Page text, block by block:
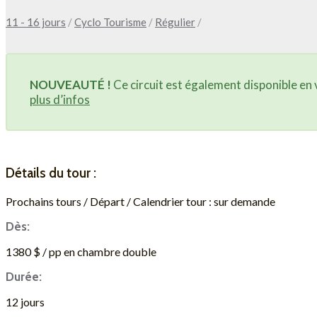
11 - 16 jours /Cyclo Tourisme / Régulier /
NOUVEAUTÉ ! Ce circuit est également disponible en
plus d’infos
Détails du tour :
Prochains tours / Départ / Calendrier tour : sur demande
Dès:
1380 $ / pp en chambre double
Durée:
12 jours